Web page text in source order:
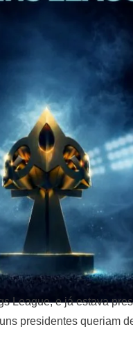
League, e já estava
presidentes queriam